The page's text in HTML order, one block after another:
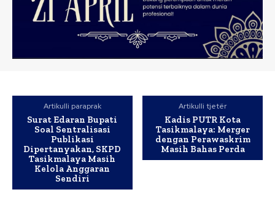
Artikulli paraprak
Surat Edaran Bupati
Soal Sentralisasi
Publikasi
Dipertanyakan, SKPD
Tasikmalaya Masih
Kelola Anggaran
Sendiri
Artikulli tjetër
Kadis PUTR Kota
Tasikmalaya: Merger
dengan Perawaskrim
Masih Bahas Perda